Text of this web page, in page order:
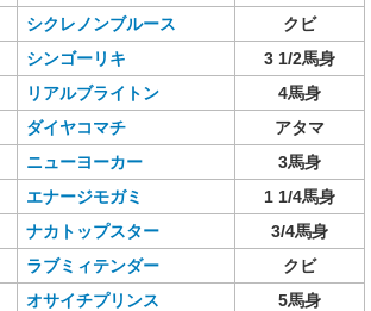
シクレノンブルース
クビ
シンゴーリキ
3 1/2馬身
リアルブライトン
4馬身
ダイヤコマチ
アタマ
ニューヨーカー
3馬身
エナージモガミ
1 1/4馬身
ナカトップスター
3/4馬身
ラブミィテンダー
クビ
オサイチプリンス
5馬身